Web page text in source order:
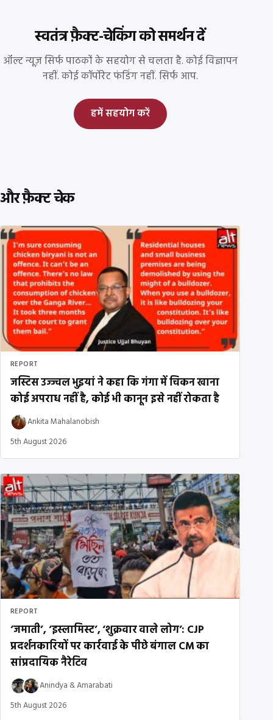
स्वतंत्र फ़ैक्ट-चेकिंग को समर्थन दें
ऑल्ट न्यूज़ सिर्फ पाठकों के सहयोग से चलता है. कोई विज्ञापन
नहीं. कोई कॉर्पोरेट फंडिंग नहीं. सिर्फ आप.
हमें सहयोग करें
और फ़ैक्ट चेक
REPORT
जस्टिस उज्ज्वल भुइयां ने कहा कि गंगा में चिकन खाना
कोई अपराध नहीं है, कोई भी कानून इसे नहीं रोकता है
Ankita Mahalanobish
5th August 2026
REPORT
‘जमाती’, ‘इस्लामिस्ट’, ‘शुक्रवार वाले लोग’: CJP
प्रदर्शनकारियों पर कार्रवाई के पीछे बंगाल CM का
सांप्रदायिक नैरेटिव
Anindya &Amarabati
5th August 2026